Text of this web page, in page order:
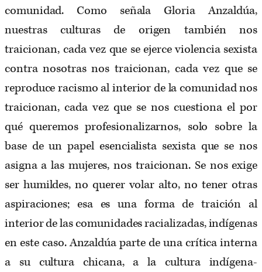
comunidad. Como señala Gloria Anzaldúa,
nuestras culturas de origen también nos
traicionan, cada vez que se ejerce violencia sexista
contra nosotras nos traicionan, cada vez que se
reproduce racismo al interior de la comunidad nos
traicionan, cada vez que se nos cuestiona el por
qué queremos profesionalizarnos, solo sobre la
base de un papel esencialista sexista que se nos
asigna a las mujeres, nos traicionan. Se nos exige
ser humildes, no querer volar alto, no tener otras
aspiraciones; esa es una forma de traición al
interior de las comunidades racializadas, indígenas
en este caso. Anzaldúa parte de una crítica interna
a su cultura chicana, a la cultura indígena-